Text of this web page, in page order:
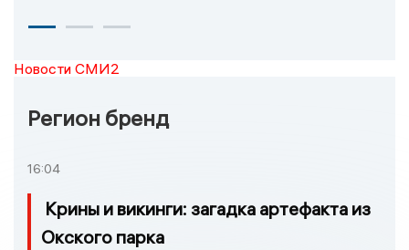
Новости СМИ2
Регион бренд
16:04
Крины и викинги: загадка артефакта из
Окского парка